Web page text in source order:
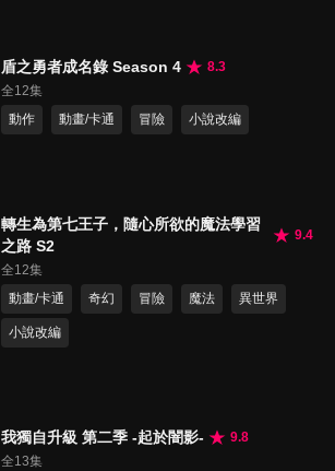
盾之勇者成名錄 Season 4
8.3
全12集
動作
動畫/卡通 冒險 小說改編
轉生為第七王子，隨心所欲的魔法學習
之路 S2
9.4
全12集
動畫/卡通
奇幻 冒險 魔法 異世界
小說改編
我獨自升級 第二季 -起於闇影-
9.8
全13集